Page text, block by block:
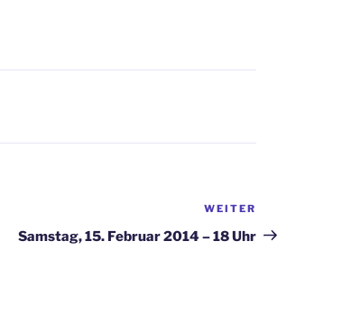
Beitrag
WEITER
Samstag, 15. Februar 2014 – 18 Uhr